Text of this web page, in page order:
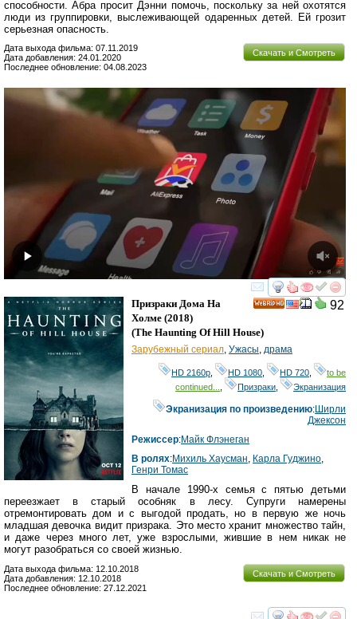
способности. Абра просит Дэнни помочь, поскольку за ней охотятся
люди из группировки, выслеживающей одаренных детей. Ей грозит
серьезная опасность.
Скачать и Смотреть
Дата выхода фильма: 07.11.2019
Дата добавления: 24.01.2020
Последнее обновление: 04.08.2023
смотреть
92
Призраки Дома На
Холме (2018)
(The Haunting Of Hill House)
Зарубежный сериал, Ужасы, драма
HD 2160р HD 1080 HD 720
to be
continued...
Призраки Экранизация
Экранизация по произведению:Ширли
Джексон
Режиссер:Майк Флэнеган
В ролях:Михиль Хаусман, Карла Гуджино,
Генри Томас
В начале 1990-х семья с пятью детьми
переезжает в старый особняк в лесу. Супруги намерены
отремонтировать дом и с выгодой продать, но в первую же ночь
младшая девочка видит призрака. Это место хранит множество тайн,
и даже через много лет, уже взрослыми, жившие в нем никак не
могут разобраться со своей жизнью.
Скачать и Смотреть
Дата выхода фильма: 12.10.2018
Дата добавления: 12.10.2018
Последнее обновление: 27.12.2021